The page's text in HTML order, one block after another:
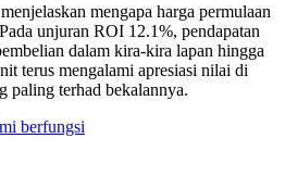
mengapa harga permulaan
unjuran ROI 12.1%, pendapatan
dalam kira-kira lapan hingga
terus mengalami apresiasi nilai di
paling terhad bekalannya.
berfungsi